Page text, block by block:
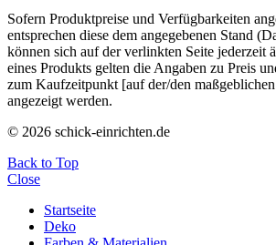
Sofern Produktpreise und Verfügbarkeiten
entsprechen diese dem angegebenen Stand
können sich auf der verlinkten Seite jederzeit
eines Produkts gelten die Angaben zu Preis
zum Kaufzeitpunkt [auf der/den
angezeigt werden.
© 2026 schick-einrichten.de
Back to Top
Close
Startseite
Deko